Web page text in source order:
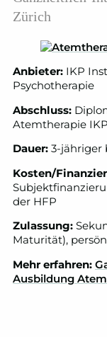
Zürich
Anbieter: IKP
Psychotherapie
Abschluss:
Atemtherapie
Dauer: 3-jähriger
Kosten/
der HFP
Zulassung:
Maturität),
Mehr erfahren:
Ausbildung